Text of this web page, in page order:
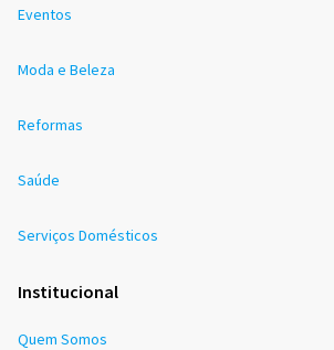
Eventos
Moda e Beleza
Reformas
Saúde
Serviços Domésticos
Institucional
Quem Somos